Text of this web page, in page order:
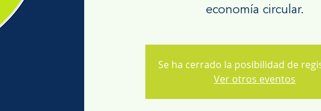
economía circular.
Se ha cerrado la posibilidad de
Ver otros eventos